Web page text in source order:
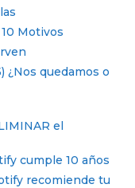
Motivos
¿Nos quedamos o
el
cumple 10 años
recomiende tu